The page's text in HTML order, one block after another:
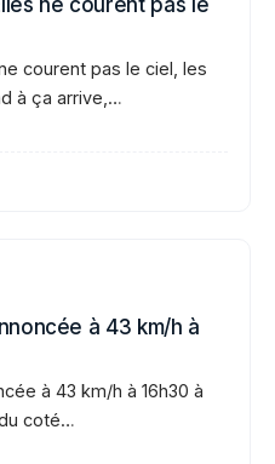
courent pas le ciel, les
à ça arrive,…
à 43 km/h à
à 43 km/h à 16h30 à
coté…